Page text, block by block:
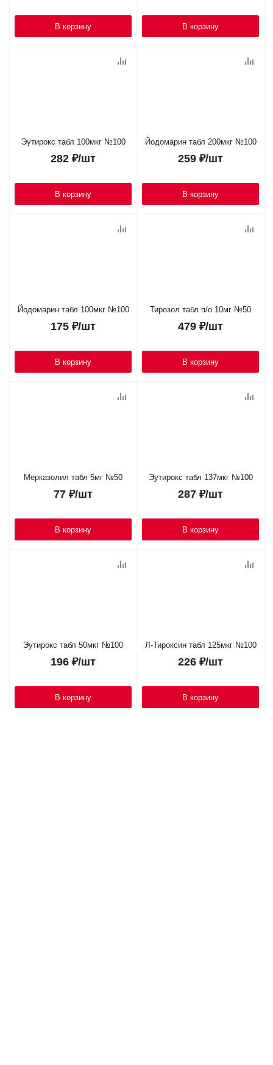
В корзину В корзину
Эутирокс табл 100мкг №100
282 ₽/шт
В корзину
Йодомарин табл 200мкг №100
259 ₽/шт
В корзину
Йодомарин табл 100мкг №100
175 ₽/шт
В корзину
Тирозол табл п/о 10мг №50
479 ₽/шт
В корзину
Мерказолил табл 5мг №50
77 ₽/шт
В корзину
Эутирокс табл 137мкг №100
287 ₽/шт
В корзину
Эутирокс табл 50мкг №100
196 ₽/шт
В корзину
Л-Тироксин табл 125мкг №100
226 ₽/шт
В корзину